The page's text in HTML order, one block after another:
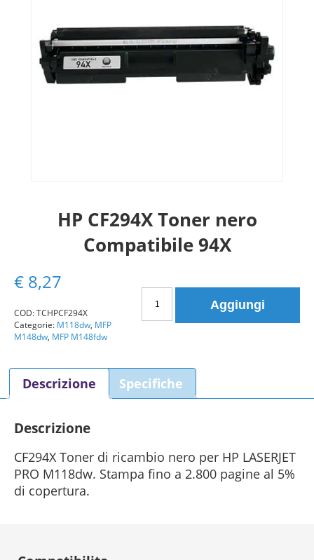
HP CF294X Toner nero
Compatibile 94X
€ 8,27
CF294X
Toner
94X
quantità
Aggiungi
COD:TCHPCF294X
Categorie: M118dw, MFP
M148dw, MFP M148fdw
Descrizione Specifiche
Descrizione
CF294X Toner di ricambio nero per HP LASERJET
PRO M118dw. Stampa fino a 2.800 pagine al 5%
di copertura.